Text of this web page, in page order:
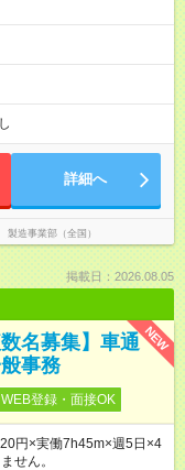
詳細へ
造事業部（全国）
掲載日：2026.08.05
NEW
名募集】車通
事務
WEB登録・面接OK
円×実働7h45m×週5日×4
せん。